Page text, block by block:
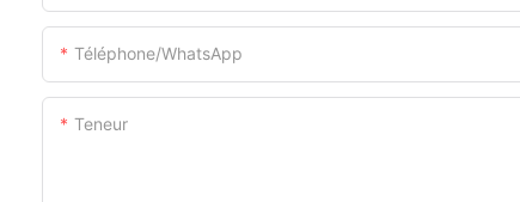
Téléphone/WhatsApp
Teneur